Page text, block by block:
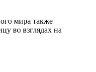
мира также
во взглядах на